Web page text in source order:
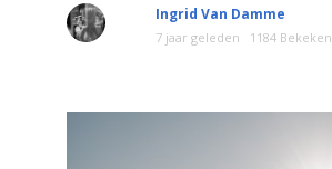
Ingrid Van Damme
7 jaar geleden 1184 Bekeken